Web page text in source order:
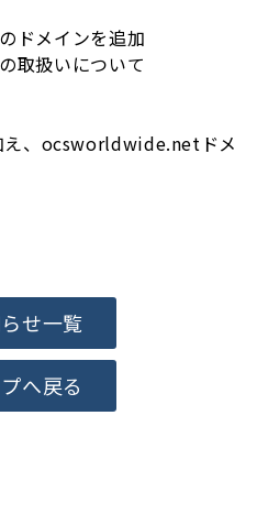
ドメインを追加
取扱いについて
、ocsworldwide.netドメ
せ一覧
へ戻る